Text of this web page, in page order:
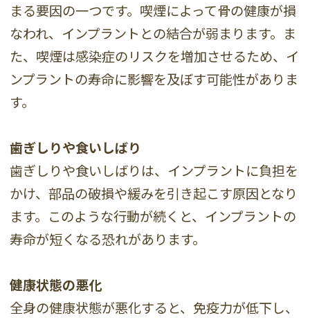
まる要因の一つです。喫煙によって骨の健康が損
なわれ、インプラントとの結合が弱まります。ま
た、喫煙は感染症のリスクを増加させるため、イ
ンプラントの寿命に影響を及ぼす可能性がありま
す。
歯ぎしりや食いしばり
歯ぎしりや食いしばりは、インプラントに負担を
かけ、部品の破損や緩みを引き起こす原因となり
ます。このような行動が続くと、インプラントの
寿命が短くなる恐れがあります。
健康状態の悪化
全身の健康状態が悪化すると、免疫力が低下し、